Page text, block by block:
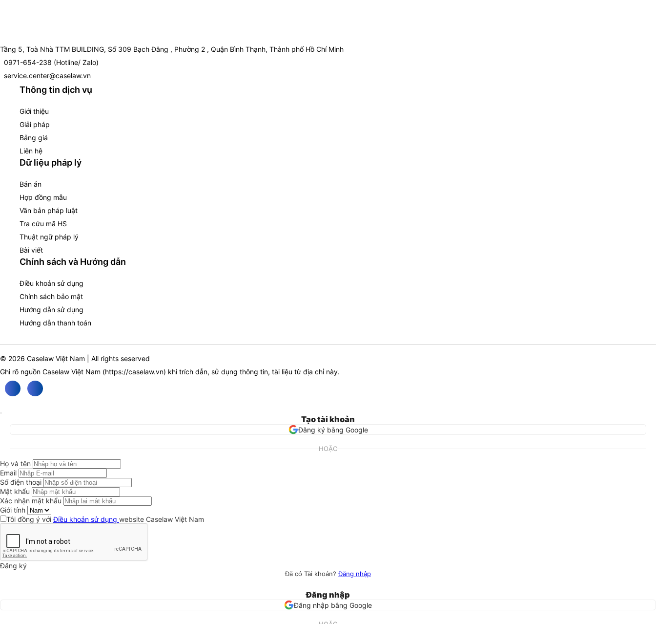
Tầng 5, Toà Nhà TTM BUILDING, Số 309 Bạch Đằng , Phường 2 , Quận Bình Thạnh, Thành phố Hồ Chí Minh
0971-654-238 (Hotline/ Zalo)
service.center@caselaw.vn
Thông tin dịch vụ
Giới thiệu
Giải pháp
Bảng giá
Liên hệ
Dữ liệu pháp lý
Bản án
Hợp đồng mẫu
Văn bản pháp luật
Tra cứu mã HS
Thuật ngữ pháp lý
Bài viết
Chính sách và Hướng dẫn
Điều khoản sử dụng
Chính sách bảo mật
Hướng dẫn sử dụng
Hướng dẫn thanh toán
© 2026 Caselaw Việt Nam | All rights seserved
Ghi rõ nguồn Caselaw Việt Nam (https://caselaw.vn) khi trích dẫn, sử dụng thông tin, tài liệu từ địa chỉ này.
Tạo tài khoản
Đăng ký bằng Google
HOẶC
Họ và tên
Email
Số điện thoại
Mật khẩu
Xác nhận mật khẩu
Giới tính
Tôi đồng ý vớiĐiều khoản sử dụng website Caselaw Việt Nam
Đăng ký
Đã có Tài khoản?Đăng nhập
Đăng nhập
Đăng nhập bằng Google